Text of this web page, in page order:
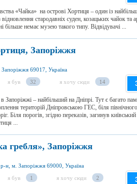
«Чайка» на острові Хортиця – один із
стародавніх суден, козацьких чайок та
більше немає музею такого типу. Відвідувачі ...
Запоріжжя
69017, Україна
я був 32 я хочу сюди 14
Запоріжжі – найбільший на Дніпрі. Тут є багато
територій Дніпровською ГЕС, біля
Біля порогів, згідно переказів, загинув
...
гребля», Запоріжжя
р-н, м. Запоріжжя 69000, Україна
я був 1 я хочу сюди 2